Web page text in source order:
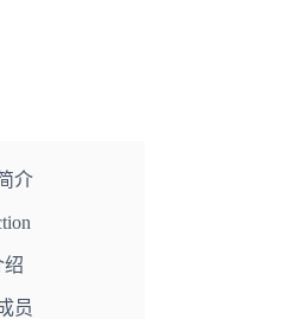
介
绍
员